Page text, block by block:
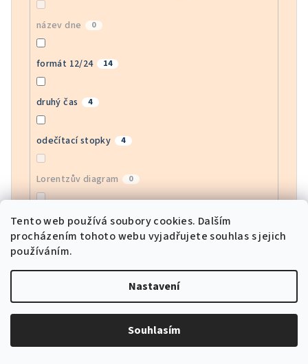
Tento web používá soubory cookies. Dalším
procházením tohoto webu vyjadřujete souhlas s jejich
používáním.
Nastavení
Souhlasím
název dne 0
formát 12/24 14
druhý čas 4
odečítací stopky 4
Lorentzův diagram 0
index zdravotního stavu HRV 0
monitor EGG
monitor krevního kyslíku
sledování srdeční frekvence APP